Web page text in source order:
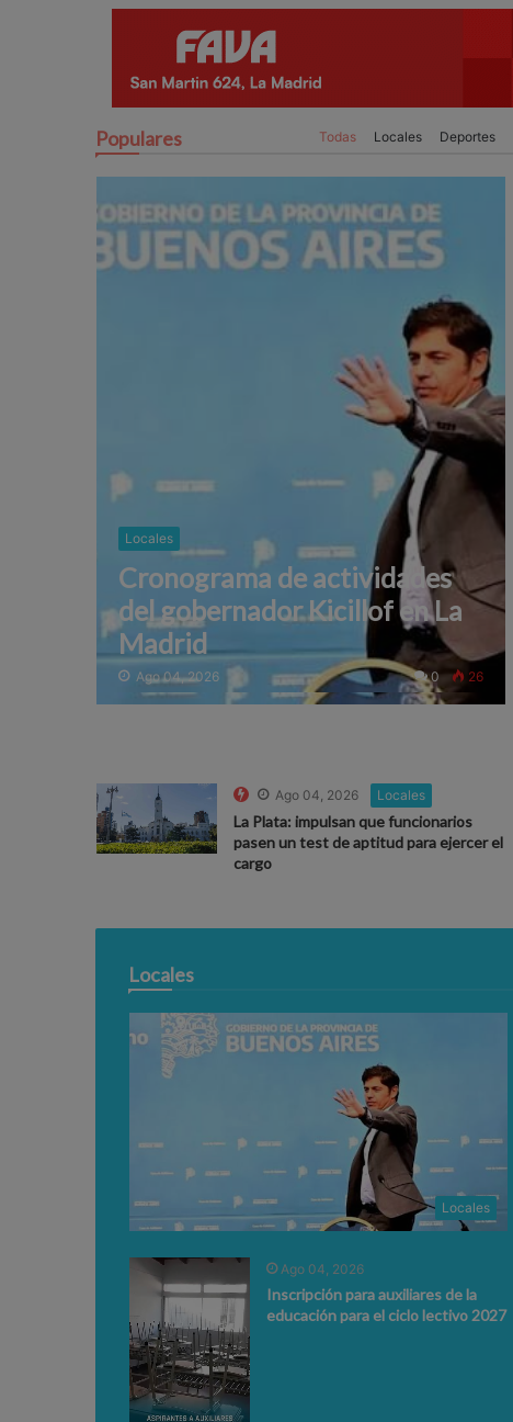
Populares Todas Locales Deportes
Locales
Cronograma de actividades
del gobernador Kicillof en La
Madrid
Ago 04, 2026 0 26
Ago 04, 2026 Locales
La Plata: impulsan que funcionarios
pasen un test de aptitud para ejercer el
cargo
Locales
Locales
Ago 04, 2026
Inscripción para auxiliares de la
educación para el ciclo lectivo 2027